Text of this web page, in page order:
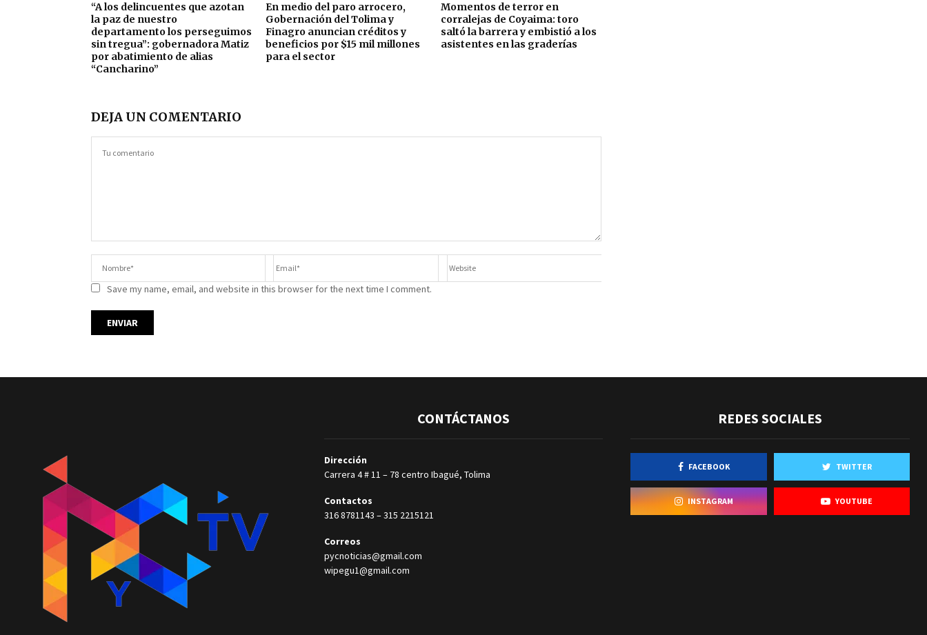
“A los delincuentes que azotan
la paz de nuestro
departamento los perseguimos
sin tregua”: gobernadora Matiz
por abatimiento de alias
“Cancharino”
En medio del paro arrocero,
Gobernación del Tolima y
Finagro anuncian créditos y
beneficios por $15 mil millones
para el sector
Momentos de terror en
corralejas de Coyaima: toro
saltó la barrera y embistió a los
asistentes en las graderías
DEJA UN COMENTARIO
Save my name, email, and website in this browser for the next time I comment.
CONTÁCTANOS
Dirección
Carrera 4 # 11 – 78 centro Ibagué, Tolima
Contactos
316 8781143 –315 2215121
Correos
pycnoticias@gmail.com
wipegu1@gmail.com
REDES SOCIALES
FACEBOOK TWITTER
INSTAGRAM YOUTUBE